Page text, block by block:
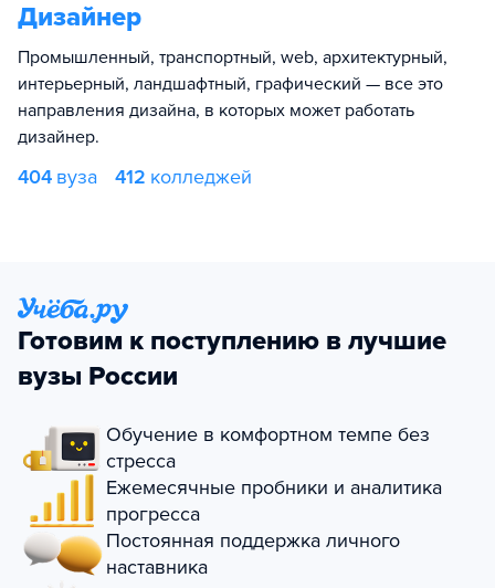
Дизайнер
Промышленный, транспортный, web, архитектурный,
интерьерный, ландшафтный, графический — все это
направления дизайна, в которых может работать
дизайнер.
404 вуза 412 колледжей
Готовим к поступлению в лучшие
вузы России
Обучение в комфортном темпе без
стресса
Ежемесячные пробники и аналитика
прогресса
Постоянная поддержка личного
наставника